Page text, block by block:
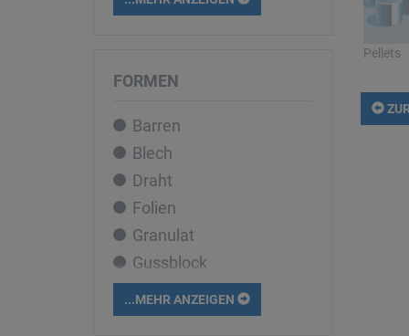
Cadmium
Calcium
Chrom
Cobalt
Dysprosium
Eisen
Erbium
Europium
Gadolinium
Gallium
FORMEN
Barren
Blech
Draht
Folien
Granulat
Gussblock
Pellets
...MEHR ANZEIGEN
Pellets